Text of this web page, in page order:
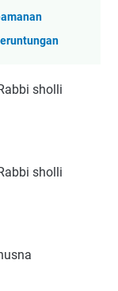
sholli
sholli